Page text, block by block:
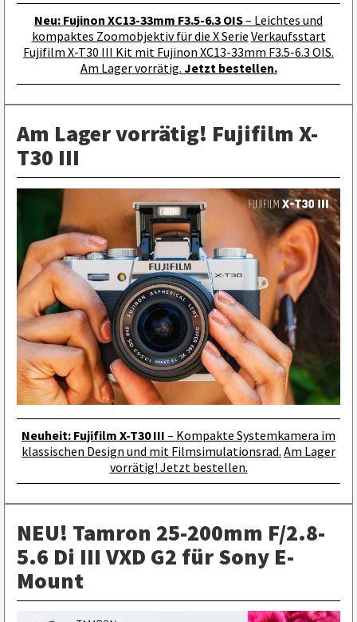
Neu: Fujinon XC13-33mm F3.5-6.3 OIS– Leichtes und
kompaktes Zoomobjektiv für die X Serie Verkaufsstart
Fujifilm X-T30 III Kit mit Fujinon XC13-33mm F3.5-6.3 OIS.
Am Lager vorrätig. Jetzt bestellen.
Am Lager vorrätig! Fujifilm X-
T30 III
Neuheit: Fujifilm X-T30 III – Kompakte Systemkamera im
klassischen Design und mit Filmsimulationsrad. Am Lager
vorrätig! Jetzt bestellen.
NEU! Tamron 25-200mm F/2.8-
5.6 Di III VXD G2 für Sony E-
Mount